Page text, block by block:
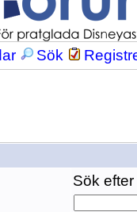
Sök
Sök